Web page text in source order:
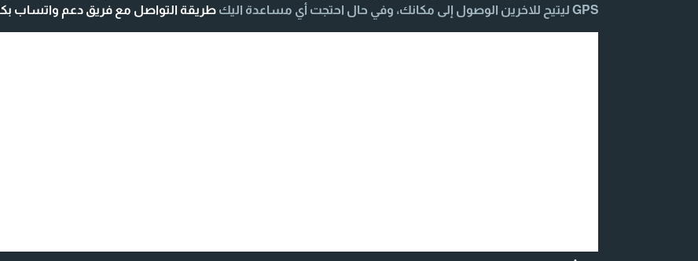
GPS ليتيح للاخرين الوصول إلى مكانك، وفي حال احتجت أي مساعدة اليك
طريقة التواصل مع فريق دعم واتساب